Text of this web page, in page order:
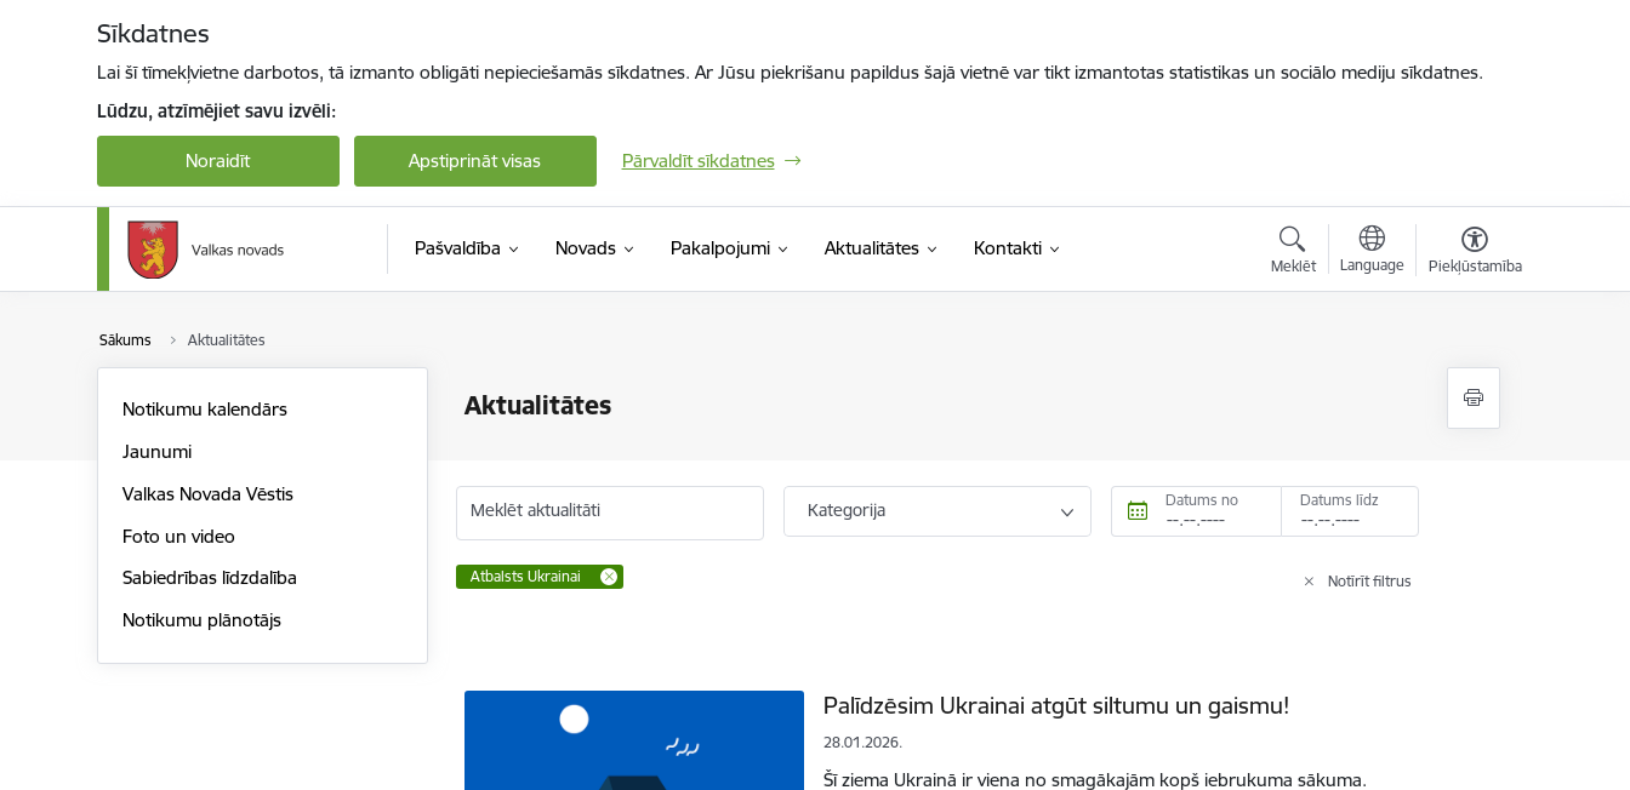
Sīkdatnes
Lai šī tīmekļvietne darbotos, tā izmanto obligāti nepieciešamās sīkdatnes. Ar Jūsu piekrišanu papildus šajā vietnē var tikt izmantotas statistikas un sociālo mediju sīkdatnes.
Lūdzu, atzīmējiet savu izvēli:
Noraidīt Apstiprināt visas Pārvaldīt sīkdatnes
Pašvaldība Novads Pakalpojumi Aktualitātes Kontakti
Meklēt Language Piekļūstamība
Sākums Aktualitātes
Aktualitātes
Notikumu kalendārs
Jaunumi
Valkas Novada Vēstis
Foto un video
Sabiedrības līdzdalība
Notikumu plānotājs
Meklēt aktualitāti Kategorija Datums no Datums līdz
Atbalsts Ukrainai Notīrīt filtrus
Palīdzēsim Ukrainai atgūt siltumu un gaismu!
28.01.2026.
Šī ziema Ukrainā ir viena no smagākajām kopš iebrukuma sākuma.